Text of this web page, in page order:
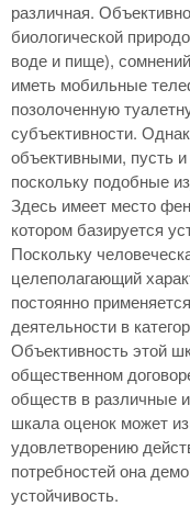
различная.
биологической
воде и пище),
иметь мобильные
позолоченную
субъективности.
объективными, пусть
поскольку подобные
Здесь имеет место
котором базируется
Поскольку
целеполагающий
постоянно
деятельности в
Объективность этой
общественном
обществ в различные
шкала оценок может
удовлетворению
потребностей она
устойчивость.